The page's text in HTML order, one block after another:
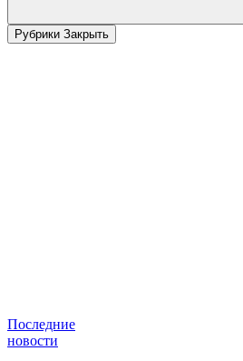
Рубрики Закрыть
Последние
новости